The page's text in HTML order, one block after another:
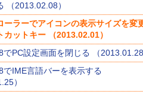
（2013.02.08）
ーラーでアイコンの表示サイズを変
カットキー （2013.02.01）
でPC設定画面を閉じる （2013.01.28
でIME言語バーを表示する
）